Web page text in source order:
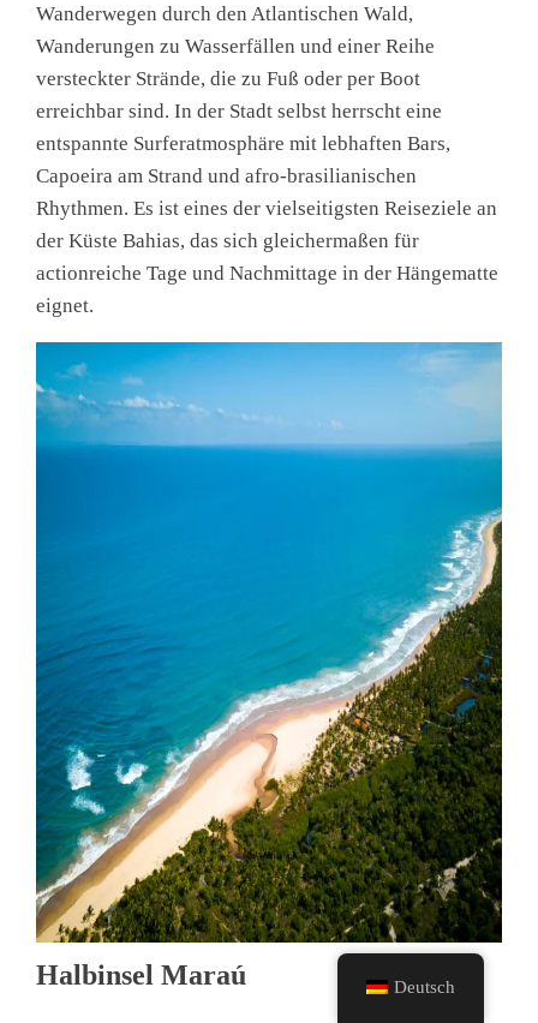
Wanderwegen durch den Atlantischen Wald,
Wanderungen zu Wasserfällen und einer Reihe
versteckter Strände, die zu Fuß oder per Boot
erreichbar sind. In der Stadt selbst herrscht eine
entspannte Surferatmosphäre mit lebhaften Bars,
Capoeira am Strand und afro-brasilianischen
Rhythmen. Es ist eines der vielseitigsten Reiseziele an
der Küste Bahias, das sich gleichermaßen für
actionreiche Tage und Nachmittage in der Hängematte
eignet.
Halbinsel Maraú Deutsch